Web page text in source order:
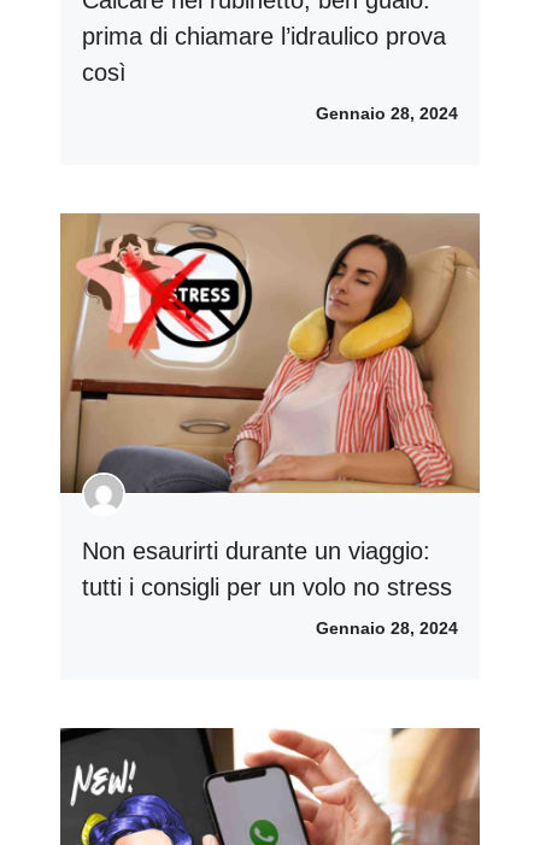
prima di chiamare l’idraulico prova
così
Gennaio 28, 2024
Non esaurirti durante un viaggio:
tutti i consigli per un volo no stress
Gennaio 28, 2024